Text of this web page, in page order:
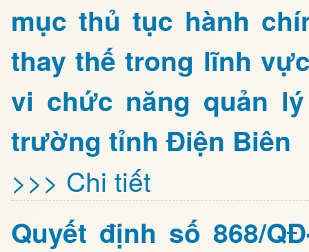
mục thủ tục hành
thay thế trong lĩnh
vi chức năng quản
trường tỉnh Điện Biên
>>> Chi tiết
Quyết định số 868/